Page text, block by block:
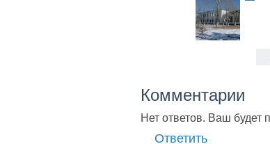
Комментарии
Нет ответов. Ваш будет
Ответить